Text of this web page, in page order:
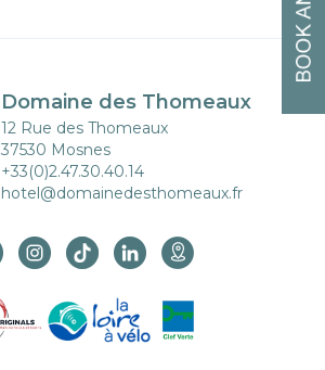
Domaine des Thomeaux
12 Rue des Thomeaux
37530 Mosnes
+33(0)2.47.30.40.14
hotel@domainedesthomeaux.fr